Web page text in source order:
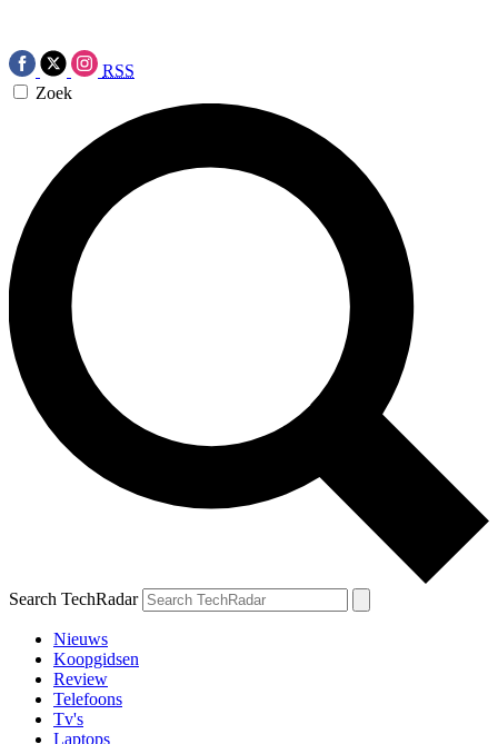
RSS
Zoek
Search TechRadar
Nieuws
Koopgidsen
Review
Telefoons
Tv's
Laptops